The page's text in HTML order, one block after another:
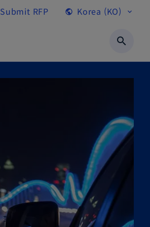
Submit RFP public Korea (KO) expand_more
search